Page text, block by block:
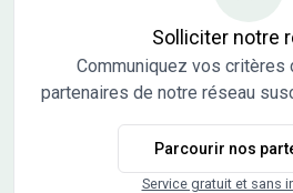
Solliciter notre
Communiquez vos critères
partenaires de notre réseau
Parcourir nos
Service gratuit et sans